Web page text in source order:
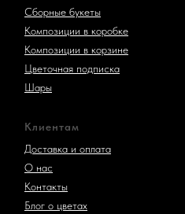
Сборные букеты
Композиции в коробке
Композиции в корзине
Цветочная подписка
Шары
Клиентам
Доставка и оплата
О нас
Контакты
Блог о цветах